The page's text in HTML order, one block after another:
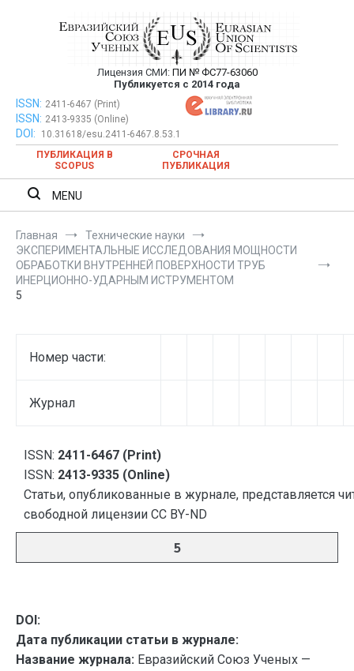
Евразийский Союз Ученых —
публикация научных статей в
ежемесячном научном журнале
Лицензия СМИ: ПИ № ФС77-63060
Публикуется с 2014 года
Евразийский Союз Ученых — публикация научных статей в
ежемесячном научном журнале
ISSN: 2411-6467 (Print)
ISSN: 2413-9335 (Online)
DOI:
10.31618/esu.2411-6467.8.53.1
ПУБЛИКАЦИЯ В
SCOPUS
СРОЧНАЯ
ПУБЛИКАЦИЯ
MENU
Главная
Технические науки
ЭКСПЕРИМЕНТАЛЬНЫЕ ИССЛЕДОВАНИЯ МОЩНОСТИ
ОБРАБОТКИ ВНУТРЕННЕЙ ПОВЕРХНОСТИ ТРУБ
ИНЕРЦИОННО-УДАРНЫМ ИСТРУМЕНТОМ
5
Номер части:
Журнал
ISSN: 2411-6467 (Print)
ISSN: 2413-9335 (Online)
Статьи, опубликованные в журнале, представляется
свободной лицензии CC BY-ND
5
DOI:
Дата публикации статьи в журнале:
Название журнала: Евразийский Союз Ученых —